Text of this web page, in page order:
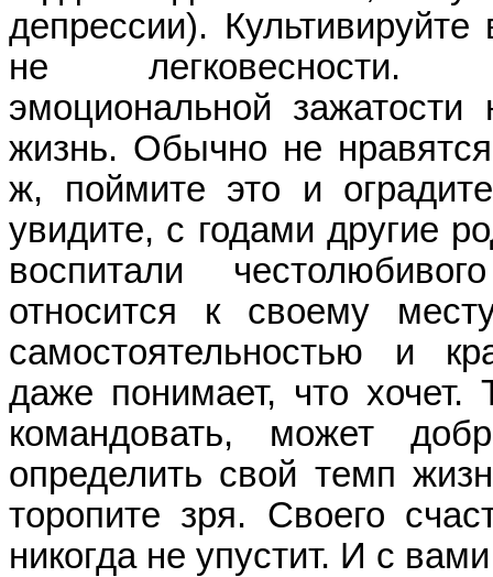
депрессии).
не легковесности.
эмоциональной
жизнь. Обычно не
ж, поймите это и
увидите, с годами другие
воспитали
относится к своему
самостоятельностью и
даже понимает, что
командовать, может
определить свой темп
торопите зря. Своего
никогда не упустит. И с